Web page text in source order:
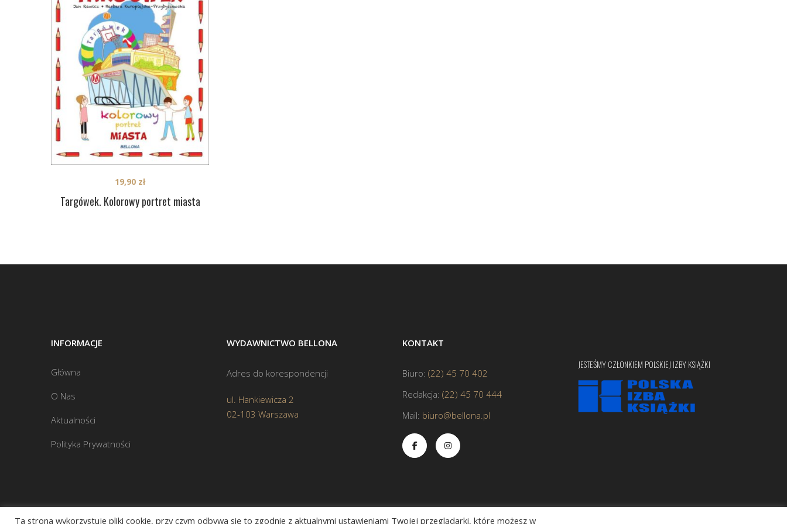
Targówek. Kolorowy portret miasta
19,90 zł
INFORMACJE
Główna
O Nas
Aktualności
Polityka Prywatności
WYDAWNICTWO BELLONA
Adres do korespondencji
ul. Hankiewicza 2
02-103 Warszawa
KONTAKT
Biuro: (22) 45 70 402
Redakcja: (22) 45 70 444
Mail: biuro@bellona.pl
JESTEŚMY CZŁONKIEM POLSKIEJ IZBY KSIĄŻKI
Ta strona wykorzystuje pliki cookie, przy czym odbywa się to zgodnie z aktualnymi ustawieniami Twojej przeglądarki, które możesz w